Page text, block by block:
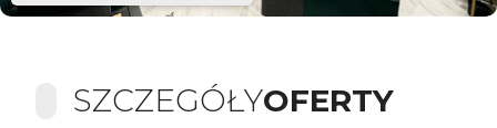
SZCZEGÓŁYOFERTY